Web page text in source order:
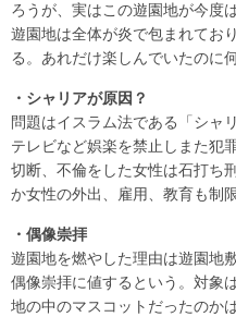
ろうが、実はこの遊園地が今度
遊園地は全体が炎で包まれてお
る。あれだけ楽しんでいたのに
・シャリアが原因？
問題はイスラム法である「シャ
テレビなど娯楽を禁止しまた犯
切断、不倫をした女性は石打ち
か女性の外出、雇用、教育も制
・偶像崇拝
遊園地を燃やした理由は遊園地
偶像崇拝に値するという。対象
地の中のマスコットだったのか